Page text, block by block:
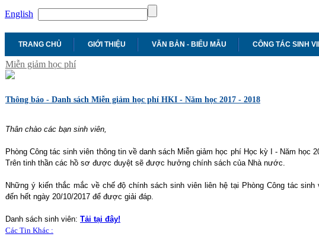
English
TRANG CHỦ GIỚI THIỆU VĂN BẢN - BIỂU MẪU CÔNG TÁC SINH
Miễn giảm học phí
Thông báo - Danh sách Miễn giảm học phí HKI - Năm học 2017 - 2018
Thân chào các bạn sinh viên,
Phòng Công tác sinh viên thông tin về danh sách Miễn giảm học phí Học kỳ I - Năm học
Trên tinh thần các hồ sơ được duyệt sẽ được hưởng chính sách của Nhà nước.
Những ý kiến thắc mắc về chế độ chính sách sinh viên liên hệ tại Phòng Công tác sinh
đến hết ngày 20/10/2017 để được giải đáp.
Danh sách sinh viên: Tải tại đây!
Các Tin Khác :